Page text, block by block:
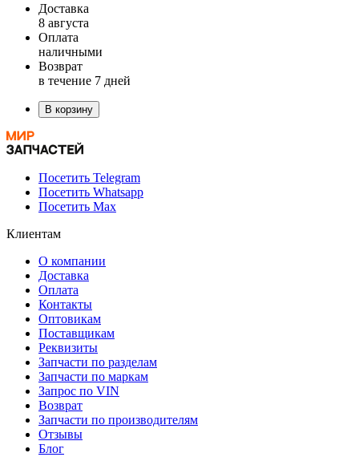
Доставка
8 августа
Оплата
наличными
Возврат
в течение 7 дней
В корзину
Посетить Telegram
Посетить Whatsapp
Посетить Max
Клиентам
О компании
Доставка
Оплата
Контакты
Оптовикам
Поставщикам
Реквизиты
Запчасти по разделам
Запчасти по маркам
Запрос по VIN
Возврат
Запчасти по производителям
Отзывы
Блог